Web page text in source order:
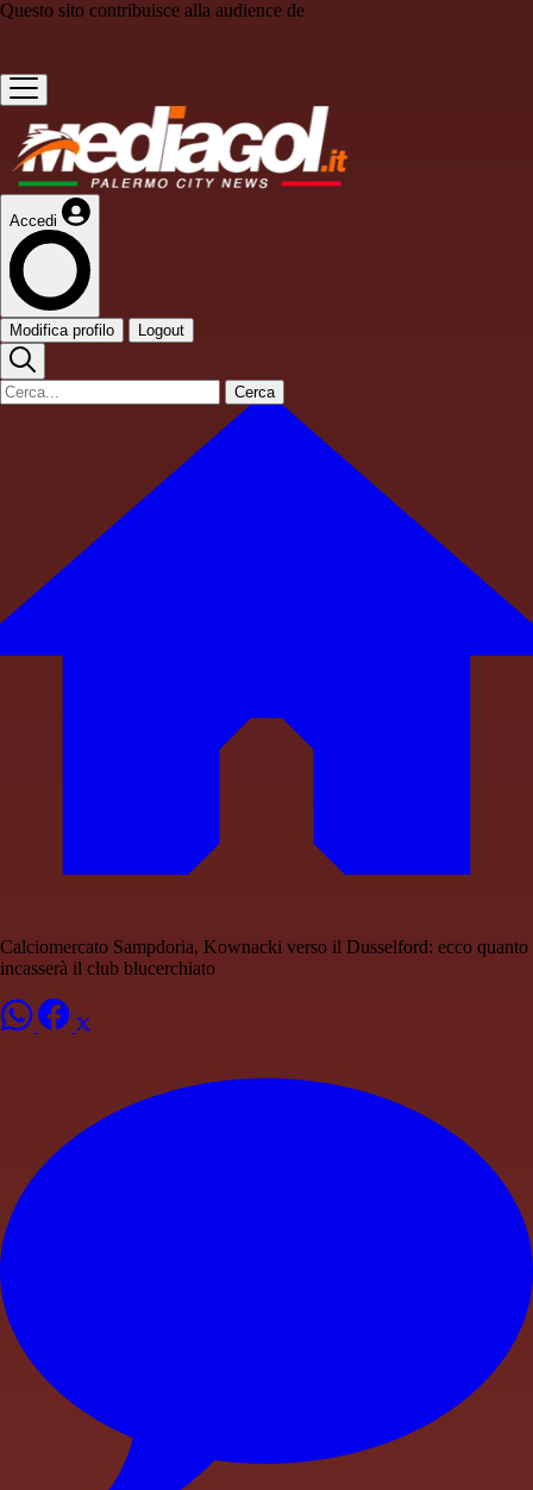
Questo sito contribuisce alla audience de
Accedi
Modifica profilo Logout
Cerca
Calciomercato Sampdoria, Kownacki verso il Dusselford: ecco quanto
incasserà il club blucerchiato